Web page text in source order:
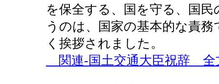
を保全する、国を守る、国
うのは、国家の基本的な責
く挨拶されました。
関連-国土交通大臣祝辞 全